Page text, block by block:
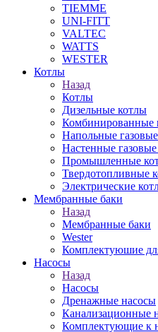
TIEMME
UNI-FITT
VALTEC
WATTS
WESTER
Котлы
Назад
Котлы
Дизельные котлы
Комбинированные
Напольные
Настенные
Промышленные
Твердотопливные
Электрические
Мембранные баки
Назад
Мембранные баки
Wester
Комплектуюшие
Насосы
Назад
Насосы
Дренажные насосы
Канализационные
Комплектующие к